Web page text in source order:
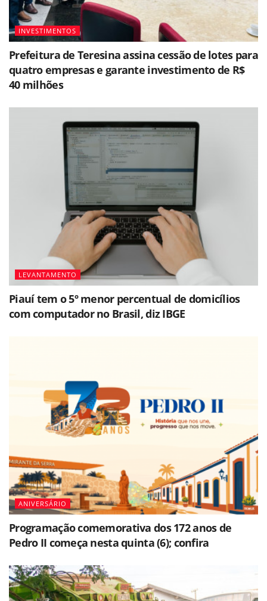
INVESTIMENTOS
Prefeitura de Teresina assina cessão de lotes para
quatro empresas e garante investimento de R$
40 milhões
LEVANTAMENTO
Piauí tem o 5º menor percentual de domicílios
com computador no Brasil, diz IBGE
ANIVERSÁRIO
Programação comemorativa dos 172 anos de
Pedro II começa nesta quinta (6); confira